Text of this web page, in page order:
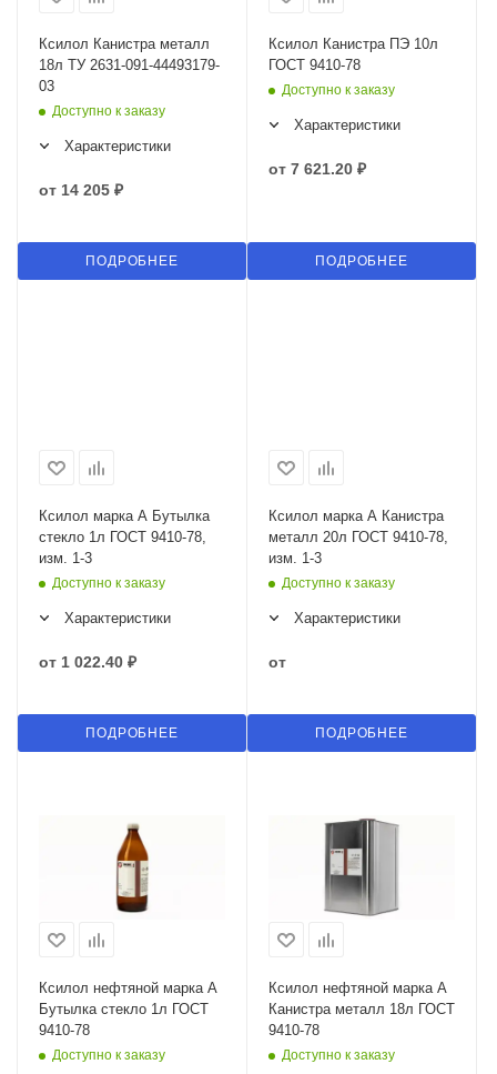
Ксилол Канистра металл
18л ТУ 2631-091-44493179-
03
Доступно к заказу
Характеристики
от 14 205 ₽
ПОДРОБНЕЕ
Ксилол Канистра ПЭ 10л
ГОСТ 9410-78
Доступно к заказу
Характеристики
от 7 621.20 ₽
ПОДРОБНЕЕ
Ксилол марка А Бутылка
стекло 1л ГОСТ 9410-78,
изм. 1-3
Доступно к заказу
Характеристики
от 1 022.40 ₽
ПОДРОБНЕЕ
Ксилол марка А Канистра
металл 20л ГОСТ 9410-78,
изм. 1-3
Доступно к заказу
Характеристики
от
ПОДРОБНЕЕ
Ксилол нефтяной марка А
Бутылка стекло 1л ГОСТ
9410-78
Доступно к заказу
Ксилол нефтяной марка А
Канистра металл 18л ГОСТ
9410-78
Доступно к заказу